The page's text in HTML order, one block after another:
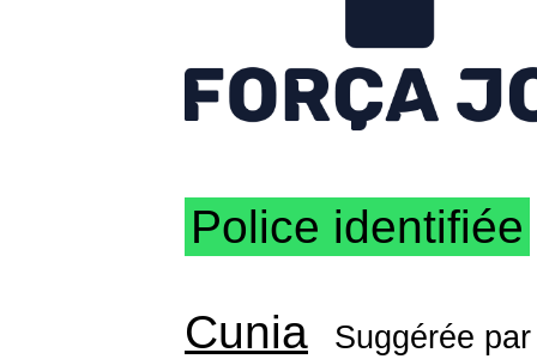
Police identifiée
Cunia Suggérée